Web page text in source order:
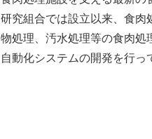
研究組合では設立以来、食
物処理、汚水処理等の食肉
自動化システムの開発を行っ